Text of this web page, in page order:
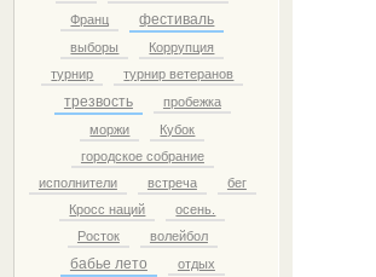
Франц
фестиваль
выборы
Коррупция
турнир
турнир ветеранов
трезвость
пробежка
моржи
Кубок
городское собрание
исполнители
встреча
бег
Кросс наций
осень.
Росток
волейбол
бабье лето
отдых